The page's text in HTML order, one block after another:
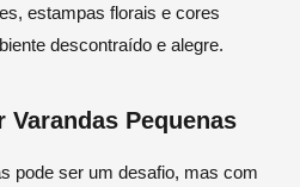
estampas florais e cores
descontraído e alegre.
Varandas Pequenas
pode ser um desafio, mas com